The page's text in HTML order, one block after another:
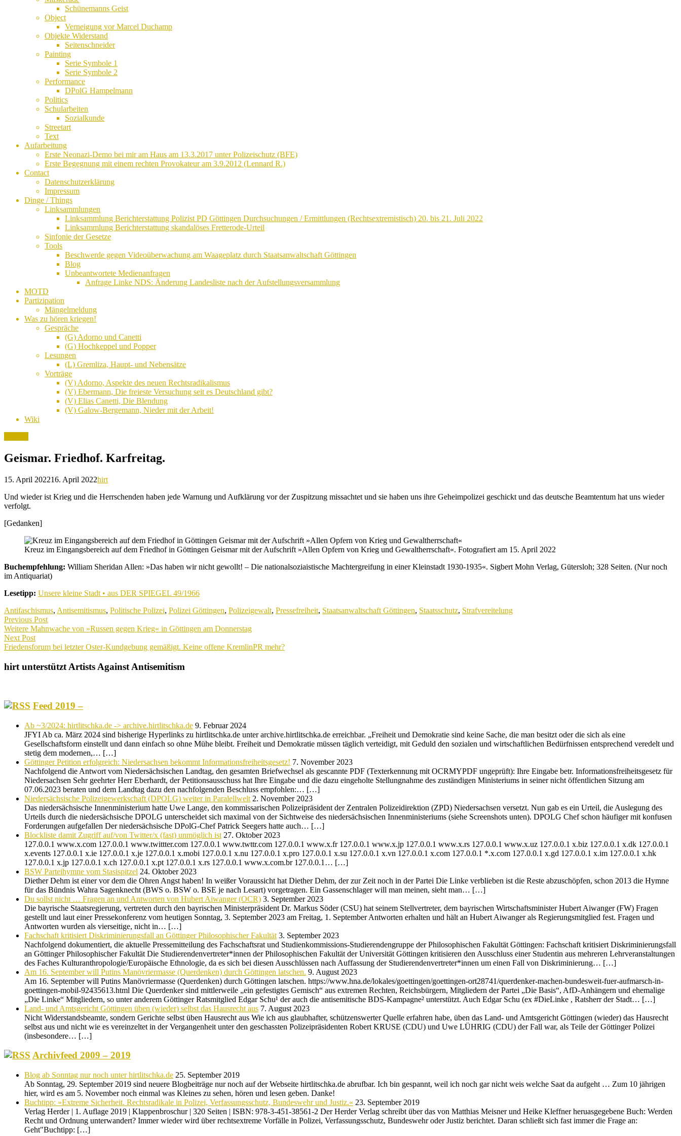
Schünemanns Geist
Object
Verneigung vor Marcel Duchamp
Objekte Widerstand
Seitenschneider
Painting
Serie Symbole 1
Serie Symbole 2
Performance
DPolG Hampelmann
Politics
Schularbeiten
Sozialkunde
Streetart
Text
Aufarbeitung
Erste Neonazi-Demo bei mir am Haus am 13.3.2017 unter Polizeischutz (BFE)
Erste Begegnung mit einem rechten Provokateur am 3.9.2012 (Lennard R.)
Contact
Datenschutzerklärung
Impressum
Dinge / Things
Linksammlungen
Linksammlung Berichterstattung Polizist PD Göttingen Durchsuchungen / Ermittlungen (Rechtsextremistisch) 20. bis 21. Juli 2022
Linksammlung Berichterstattung skandalöses Fretterode-Urteil
Sinfonie der Gesetze
Tools
Beschwerde gegen Videoüberwachung am Waageplatz durch Staatsanwaltschaft Göttingen
Blog
Unbeantwortete Medienanfragen
Anfrage Linke NDS: Änderung Landesliste nach der Aufstellungsversammlung
MOTD
Partizipation
Mängelmeldung
Was zu hören kriegen!
Gespräche
(G) Adorno und Canetti
(G) Hochkeppel und Popper
Lesungen
(L) Gremliza, Haupt- und Nebensätze
Vorträge
(V) Adorno, Aspekte des neuen Rechtsradikalismus
(V) Ebermann, Die freieste Versuchung seit es Deutschland gibt?
(V) Elias Canetti, Die Blendung
(V) Galow-Bergemann, Nieder mit der Arbeit!
Wiki
Geismar. Friedhof. Karfreitag.
15. April 202216. April 2022hirt
Und wieder ist Krieg und die Herrschenden haben jede Warnung und Aufklärung vor der Zuspitzung missachtet und sie haben uns ihre Geheimpolizei geschickt und das deutsche Beamtentum hat uns wieder
verfolgt.
[Gedanken]
Kreuz im Eingangsbereich auf dem Friedhof in Göttingen Geismar mit der Aufschrift »Allen Opfern von Krieg und Gewaltherrschaft«. Fotografiert am 15. April 2022
Buchempfehlung: William Sheridan Allen: »Das haben wir nicht gewollt! – Die nationalsoziaistische Machtergreifung in einer Kleinstadt 1930-1935«. Sigbert Mohn Verlag, Gütersloh; 328 Seiten. (Nur noch
im Antiquariat)
Lesetipp: Unsere kleine Stadt • aus DER SPIEGEL 49/1966
Antifaschismus, Antisemitismus, Politische Polizei, Polizei Göttingen, Polizeigewalt, Pressefreiheit, Staatsanwaltschaft Göttingen, Staatsschutz, Strafvereitelung
Beitragsnavigation
Previous Post
Previous
post:
Weitere Mahnwache von »Russen gegen Krieg« in Göttingen am Donnerstag
Next Post
Next
Friedensforum bei letzter Oster-Kundgebung gemäßigt. Keine offene KremlinPR mehr?
hirt unterstützt Artists Against Antisemitism
Feed 2019 –
Ab ~3/2024: hirtlitschka.de -> archive.hirtlitschka.de 9. Februar 2024
JFYI Ab ca. März 2024 sind bisherige Hyperlinks zu hirtlitschka.de unter archive.hirtlitschka.de erreichbar. „Freiheit und Demokratie sind keine Sache, die man besitzt oder die sich als eine
Gesellschaftsform einstellt und dann einfach so ohne Mühe bleibt. Freiheit und Demokratie müssen täglich verteidigt, mit Geduld den sozialen und wirtschaftlichen Bedürfnissen entsprechend veredelt und
stetig dem modernen,… […]
Göttinger Petition erfolgreich: Niedersachsen bekommt Informationsfreiheitsgesetz! 7. November 2023
Nachfolgend die Antwort vom Niedersächsischen Landtag, den gesamten Briefwechsel als gescannte PDF (Texterkennung mit OCRMYPDF ungeprüft): Ihre Eingabe betr. Informationsfreiheitsgesetz für
Niedersachsen Sehr geehrter Herr Eberhardt, der Petitionsausschuss hat Ihre Eingabe und die dazu eingeholte Stellungnahme des zuständigen Ministeriums in seiner nicht öffentlichen Sitzung am
07.06.2023 beraten und dem Landtag dazu den nachfolgenden Beschluss empfohlen:… […]
Niedersächsische Polizeigewerkschaft (DPOLG) weiter in Paralellwelt 2. November 2023
Das niedersächsische Innenministerium hatte Uwe Lange, den kommissarischen Polizeipräsident der Zentralen Polizeidirektion (ZPD) Niedersachsen versetzt. Nun gab es ein Urteil, die Auslegung des
Urteils durch die niedersächsische DPOLG unterscheidet sich maximal von der Sichtweise des niedersächsischen Innenministeriums (siehe Screenshots unten). DPOLG Chef schon häufiger mit konfusen
Forderungen aufgefallen Der niedersächsische DPolG-Chef Patrick Seegers hatte auch… […]
Blockliste damit Zugriff auf/von Twitter/x (fast) unmöglich ist 27. Oktober 2023
127.0.0.1 www.x.com 127.0.0.1 www.twittter.com 127.0.0.1 www.twttr.com 127.0.0.1 www.x.fr 127.0.0.1 www.x.jp 127.0.0.1 www.x.rs 127.0.0.1 www.x.uz 127.0.0.1 x.biz 127.0.0.1 x.dk 127.0.0.1
x.events 127.0.0.1 x.ie 127.0.0.1 x.je 127.0.0.1 x.mobi 127.0.0.1 x.nu 127.0.0.1 x.pro 127.0.0.1 x.su 127.0.0.1 x.vn 127.0.0.1 x.com 127.0.0.1 *.x.com 127.0.0.1 x.gd 127.0.0.1 x.im 127.0.0.1 x.hk
127.0.0.1 x.jp 127.0.0.1 x.ch 127.0.0.1 x.pt 127.0.0.1 x.rs 127.0.0.1 www.x.com.br 127.0.0.1… […]
BSW Parteihymne vom Stasispitzel 24. Oktober 2023
Diether Dehm ist einer vor dem die Ohren Angst haben! In weißer Voraussicht hat Diether Dehm, der zur Zeit noch in der Partei Die Linke verblieben ist die Reste abzuschöpfen, schon 2013 die Hymne
für das Bündnis Wahra Sagenknecht (BWS o. BSW o. BSE je nach Lesart) vorgetragen. Ein Gassenschlager will man meinen, sieht man… […]
Du sollst nicht … Fragen an und Antworten von Hubert Aiwanger (OCR) 3. September 2023
Die bayrische Staatsregierung, vertreten durch den bayrischen Ministerpräsident Dr. Markus Söder (CSU) hat seinem Stellvertreter, dem bayrischen Wirtschaftsminister Hubert Aiwanger (FW) Fragen
gestellt und laut einer Pressekonferenz vom heutigen Sonntag, 3. September 2023 am Freitag, 1. September Antworten erhalten und hält an Hubert Aiwanger als Regierungsmitglied fest. Fragen und
Antworten wurden als vierseitige, nicht in… […]
Fachschaft kritisiert Diskriminierungsfall an Göttinger Philosophischer Fakultät 3. September 2023
Nachfolgend dokumentiert, die aktuelle Pressemitteilung des Fachschaftsrat und Studienkommissions-Studierendengruppe der Philosophischen Fakultät Göttingen: Fachschaft kritisiert Diskriminierungsfall
an Göttinger Philosophischer Fakultät Die Studierendenvertreter*innen der Philosophischen Fakultät der Universität Göttingen kritisieren den Ausschluss einer Studentin aus mehreren Lehrveranstaltungen
des Faches Kulturanthropologie/Europäische Ethnologie, da es sich bei diesen Ausschlüssen nach Auffassung der Studierendenvertreter*innen um einen Fall von Diskriminierung… […]
Am 16. September will Putins Manövriermasse (Querdenken) durch Göttingen latschen. 9. August 2023
Am 16. September will Putins Manövriermasse (Querdenken) durch Göttingen latschen. https://www.hna.de/lokales/goettingen/goettingen-ort28741/querdenker-machen-bundesweit-fuer-aufmarsch-in-
goettingen-mobil-92435613.html Die Querdenker sind mittlerweile „ein gefestigtes Gemisch“ aus extremen Rechten, Reichsbürgern, Mitgliedern der Partei „Die Basis“, AfD-Anhängern und ehemalige
„Die Linke“ Mitgliedern, so unter anderem Göttinger Ratsmitglied Edgar Schu¹ der auch die antisemitische BDS-Kampagne² unterstützt. Auch Edgar Schu (ex #DieLinke , Ratsherr der Stadt… […]
Land- und Amtsgericht Göttingen üben (wieder) selbst das Hausrecht aus 7. August 2023
Nicht Widerstandsbeamte, sondern Gerichte selbst üben Hausrecht aus Wie ich aus glaubhafter, schützenswerter Quelle erfahren habe, üben das Land- und Amtsgericht Göttingen (wieder) das Hausrecht
selbst aus und nicht wie es vereinzeltet in der Vergangenheit unter den geschassten Polizeipräsidenten Robert KRUSE (CDU) und Uwe LÜHRIG (CDU) der Fall war, als Teile der Göttinger Polizei
(insbesondere… […]
Archivfeed 2009 – 2019
Blog ab Sonntag nur noch unter hirtlitschka.de 25. September 2019
Ab Sonntag, 29. September 2019 sind neuere Blogbeiträge nur noch auf der Webseite hirtlitschka.de abrufbar. Ich bin gespannt, weil ich noch gar nicht weis welche Saat da aufgeht … Zum 10 jährigen
hier, wird es am 5. November noch einmal was Kleines zu sehen, hören und lesen geben. Danke!
Buchtipp: »Extreme Sicherheit. Rechtsradikale in Polizei, Verfassungsschutz, Bundeswehr und Justiz.« 23. September 2019
Verlag Herder | 1. Auflage 2019 | Klappenbroschur | 320 Seiten | ISBN: 978-3-451-38561-2 Der Herder Verlag schreibt über das von Matthias Meisner und Heike Kleffner heruasgegebene Buch: Werden
Recht und Ordnung unterwandert? Immer wieder wird über rechtsextreme Vorfälle in Polizei, Verfassungsschutz, Bundeswehr oder Justiz berichtet. Daran schließt sich fast immer die Frage an:
Geht"Buchtipp: […]